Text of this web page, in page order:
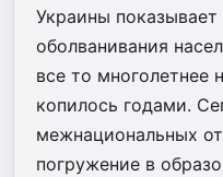
Украины показывает
оболванивания
все то многолетнее
копилось годами.
межнациональных
погружение в